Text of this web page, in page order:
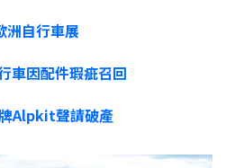
自行車展
因配件瑕疵召回
Alpkit聲請破產